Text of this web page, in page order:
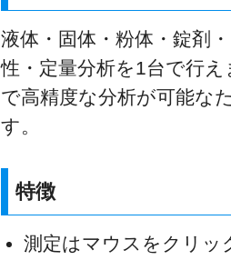
液体・固体・粉体・錠剤
性・定量分析を1台で行
で高精度な分析が可能な
す。
特徴
測定はマウスをクリッ